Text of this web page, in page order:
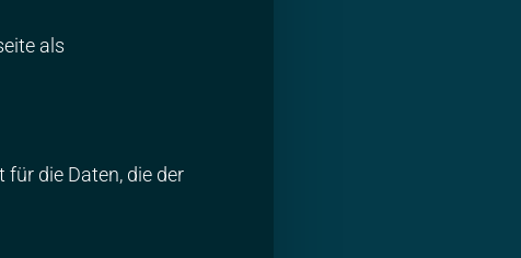
als
die Daten, die der